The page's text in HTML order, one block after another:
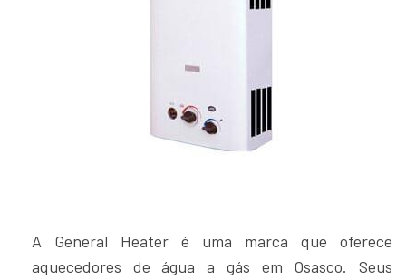
A General Heater é uma marca que oferece
aquecedores de água a gás em Osasco. Seus